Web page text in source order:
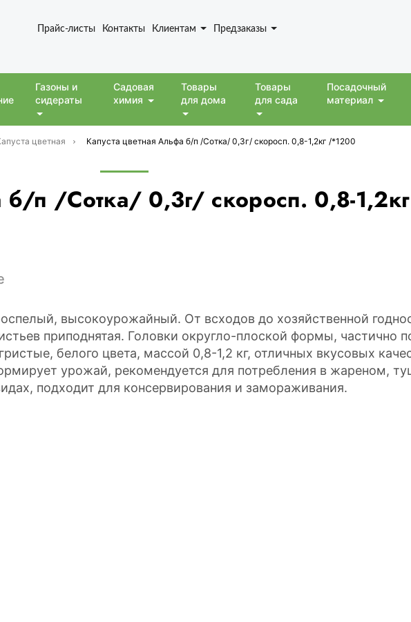
Прайс-листы Контакты Клиентам Предзаказы
Газоны и
сидераты
Садовая
химия
Товары
для дома
Товары
для сада
Посадочный
материал
цветная Капуста цветная Альфа б/п /Сотка/ 0,3г/ скоросп. 0,8-1,2кг /*1200
б/п /Сотка/ 0,3г/ скоросп. 0,8-
высокоурожайный. От всходов до хозяйственной
приподнятая. Головки округло-плоской формы, частично
белого цвета, массой 0,8-1,2 кг, отличных вкусовых
урожай, рекомендуется для потребления в жареном,
подходит для консервирования и замораживания.